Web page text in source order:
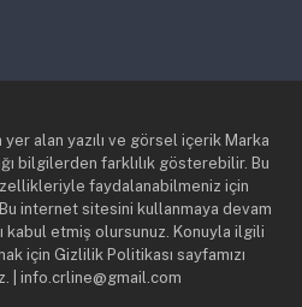
alan yazılı ve görsel içerik Marka
bilgilerden farklılık gösterebilir. Bu
faydalanabilmeniz için
internet sitesini kullanmaya devam
kabul etmiş olursunuz. Konuyla ilgili
için Gizlilik Politikası sayfamızı
| info.crline@gmail.com